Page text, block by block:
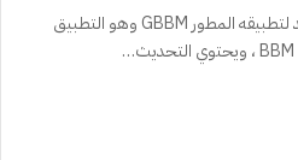
طرح الاخ اتنفس هواك تحديث جديد لتطبيقه المطور GBBM وهو التطبيق